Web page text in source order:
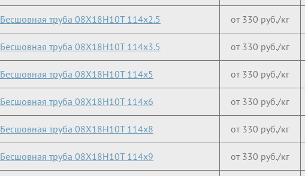
Бесшовная труба 08Х18Н10Т 114х2.5 от 330 руб./кг
Бесшовная труба 08Х18Н10Т 114х3.5 от 330 руб./кг
Бесшовная труба 08Х18Н10Т 114х5 от 330 руб./кг
Бесшовная труба 08Х18Н10Т 114х6 от 330 руб./кг
Бесшовная труба 08Х18Н10Т 114х8 от 330 руб./кг
Бесшовная труба 08Х18Н10Т 114х9 от 330 руб./кг